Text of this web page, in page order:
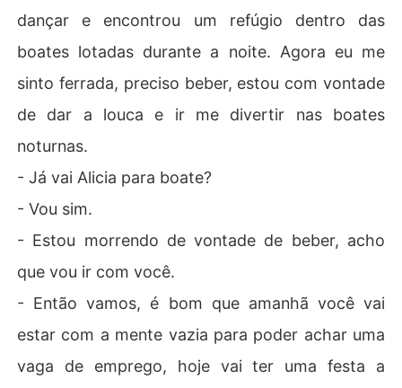
dançar e encontrou um refúgio dentro das
boates lotadas durante a noite. Agora eu me
sinto ferrada, preciso beber, estou com vontade
de dar a louca e ir me divertir nas boates
noturnas.
- Já vai Alicia para boate?
- Vou sim.
- Estou morrendo de vontade de beber, acho
que vou ir com você.
- Então vamos, é bom que amanhã você vai
estar com a mente vazia para poder achar uma
vaga de emprego, hoje vai ter uma festa a